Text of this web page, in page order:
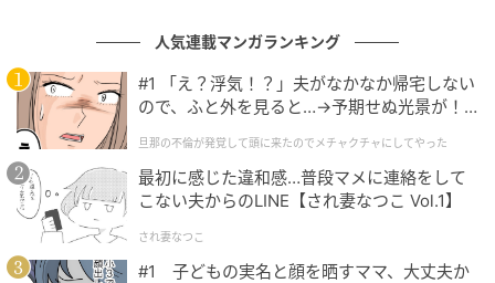
エキサイトニュース
人気連載マンガランキング
#1 「え？浮気！？」夫がなかなか帰宅しない
ので、ふと外を見ると…→予期せぬ光景が！
クチャにしてやった
旦那の不倫が発覚して頭に来たのでメチャクチャにしてやった
最初に感じた違和感…普段マメに連絡をして
こない夫からのLINE【され妻なつこ Vol.1】
され妻なつこ
#1 子どもの実名と顔を晒すママ、大丈夫か